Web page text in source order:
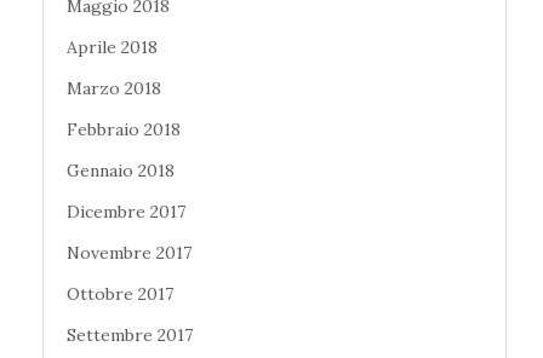
Maggio 2018
Aprile 2018
Marzo 2018
Febbraio 2018
Gennaio 2018
Dicembre 2017
Novembre 2017
Ottobre 2017
Settembre 2017